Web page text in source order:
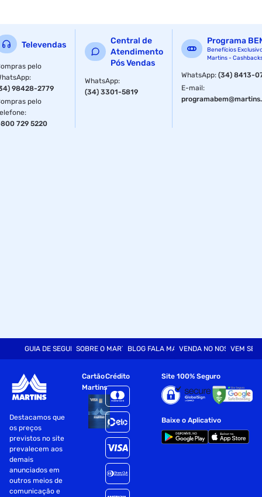
Televendas
pelo
:
98428-2779
pelo
:
729 5220
Central de
Atendimento
Pós Vendas
WhatsApp:
(34) 3301-5819
Programa
Benefícios
Martins -
WhatsApp:(34) 8413-
E-mail:
GUIA DE SEGURANÇASOBRE O MARTINSBLOG FALA MARTVENDA NO NOSSO SITE
VEM SER
Destacamos que
os preços
previstos no site
prevalecem aos
demais
anunciados em
outros meios de
comunicação e
Cartão
Martins
Crédito Site 100% Seguro
Baixe o Aplicativo